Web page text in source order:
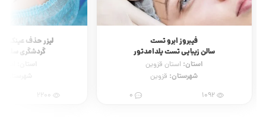
لیزر حذف عینک (نقد و اقساط)
گردشگری سلامت سریتامد
استان:استان تهران
شهرستان: تهران
2200
0
لیفت صورت با
مرکز پاکسازی پوست